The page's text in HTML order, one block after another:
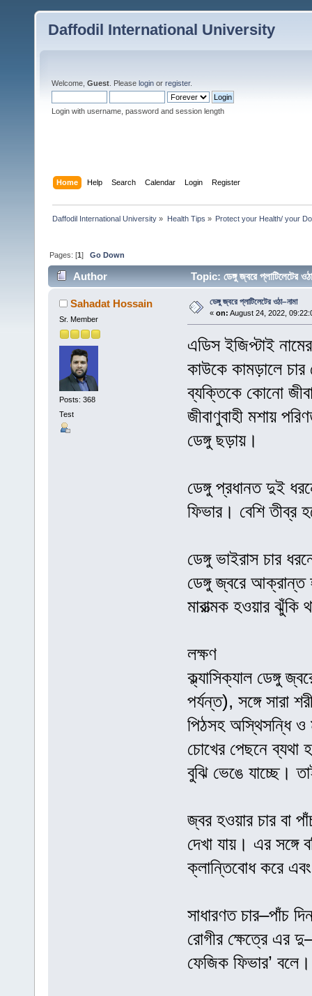
Daffodil International University
Welcome, Guest . Please login or register.
Login with username, password and session length
Home Help Search Calendar Login Register
Daffodil International University » Health Tips » Protect your Health/ your
Pages: [1]Go Down
Author Topic: ডেঙ্গু জ্বরে
Sahadat Hossain
Sr. Member
Posts: 368
Test
ডেঙ্গু জ্বরে প্লাটিলেটের ওঠা–নামা
« on: August 24, 2022,
এডিস ইজিপ্টাই
কাউকে কামড়ালে
ব্যক্তিকে কোনো
জীবাণুবাহী মশায়
ডেঙ্গু ছড়ায়।
ডেঙ্গু প্রধানত দুই
ফিভার। বেশি তীব্র
ডেঙ্গু ভাইরাস চার
ডেঙ্গু জ্বরে আক্রান্ত
মারাত্মক হওয়ার ঝুঁকি
লক্ষণ
ক্ল্যাসিক্যাল ডেঙ্গু
পর্যন্ত), সঙ্গে সারা
পিঠসহ অস্থিসন্ধি ও
চোখের পেছনে
বুঝি ভেঙে যাচ্ছে।
জ্বর হওয়ার চার বা
দেখা যায়। এর সঙ্গে
ক্লান্তিবোধ করে
সাধারণত চার–পাঁচ
রোগীর ক্ষেত্রে এর
ফেজিক ফিভার’ বলে।